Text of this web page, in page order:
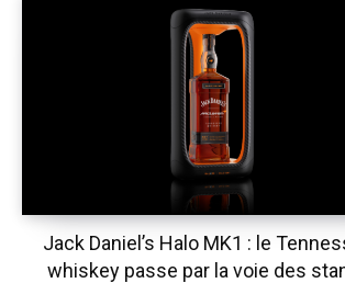
Jack Daniel’s Halo MK1 : le
whiskey passe par la voie des